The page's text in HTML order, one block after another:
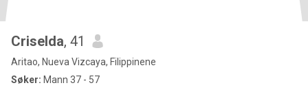
Criselda, 41
Aritao, Nueva Vizcaya, Filippinene
Søker: Mann 37 - 57